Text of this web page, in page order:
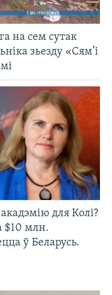
на сем сутак
зьезду «Сям’і
для Колі?
$10 млн.
ў Беларусь.